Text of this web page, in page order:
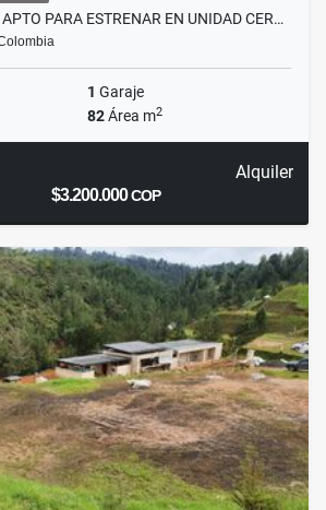
PARA ESTRENAR EN UNIDAD CER…
1 Garaje
82Área m2
Alquiler
$3.200.000COP